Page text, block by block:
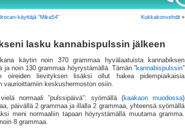
käyttäjä ”Mika54” Kukkakonvehdit »
lasku kannabispulssin jälkeen
käytin noin 370 grammaa hyvälaatuista kannabiksen
ja noin 130 grammaa höyrystämällä. Tämän ”kannabispulssin”
oireiden lievityksen lisäksi ollut hakea pidempi­aikaisia
vaurioittamiin keskus­hermoston osiin.
normaali ”pulssipäivä”: syömällä (kaakaon muodossa)
päivällä 2 grammaa ja illalla 2 grammaa, yhteensä syömällä
meni normaaliin tapaan höyrystämällä muutama gramma.
8 grammaa.